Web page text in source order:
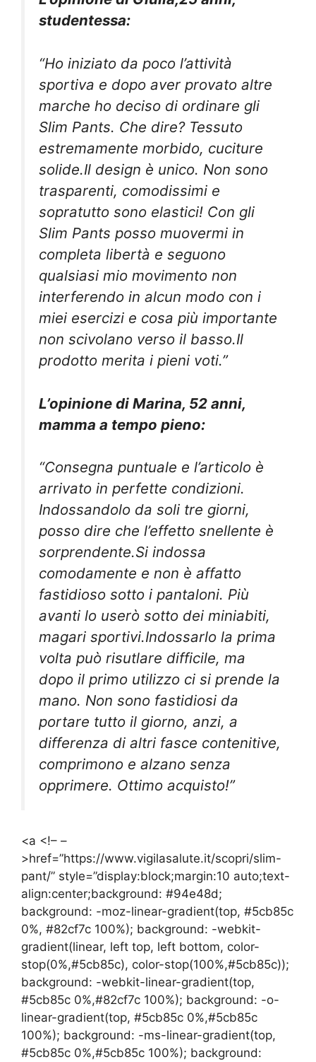
studentessa:
“Ho iniziato da poco l’attività
sportiva e dopo aver provato altre
marche ho deciso di ordinare gli
Slim Pants. Che dire? Tessuto
estremamente morbido, cuciture
solide.Il design è unico. Non sono
trasparenti, comodissimi e
sopratutto sono elastici! Con gli
Slim Pants posso muovermi in
completa libertà e seguono
qualsiasi mio movimento non
interferendo in alcun modo con i
miei esercizi e cosa più importante
non scivolano verso il basso.Il
prodotto merita i pieni voti.”
L’opinione di Marina, 52 anni,
mamma a tempo pieno:
“Consegna puntuale e l’articolo è
arrivato in perfette condizioni.
Indossandolo da soli tre giorni,
posso dire che l’effetto snellente è
sorprendente.Si indossa
comodamente e non è affatto
fastidioso sotto i pantaloni. Più
avanti lo userò sotto dei miniabiti,
magari sportivi.Indossarlo la prima
volta può risutlare difficile, ma
dopo il primo utilizzo ci si prende la
mano. Non sono fastidiosi da
portare tutto il giorno, anzi, a
differenza di altri fasce contenitive,
comprimono e alzano senza
opprimere. Ottimo acquisto!”
<a <!– –
>href=”https://www.vigilasalute.it/scopri/slim-
pant/” style=”display:block;margin:10 auto;text-
align:center;background: #94e48d;
background: -moz-linear-gradient(top, #5cb85c
0%, #82cf7c 100%); background: -webkit-
gradient(linear, left top, left bottom, color-
stop(0%,#5cb85c), color-stop(100%,#5cb85c));
background: -webkit-linear-gradient(top,
#5cb85c 0%,#82cf7c 100%); background: -o-
linear-gradient(top, #5cb85c 0%,#5cb85c
100%); background: -ms-linear-gradient(top,
#5cb85c 0%,#5cb85c 100%); background: